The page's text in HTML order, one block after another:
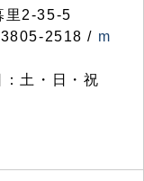
里2-35-5
2518 / m
土・日・祝